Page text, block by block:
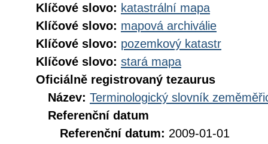
Klíčové slovo: katastrální mapa
Klíčové slovo: mapová archiválie
Klíčové slovo: pozemkový katastr
Klíčové slovo: stará mapa
Oficiálně registrovaný tezaurus
Název: Terminologický slovník
Referenční datum
Referenční datum: 2009-01-01